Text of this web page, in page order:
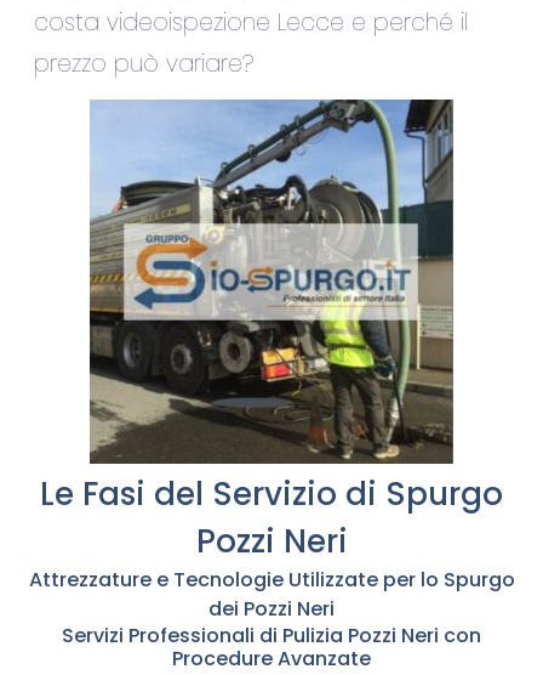
costa videoispezione Lecce e perché il
prezzo può variare?
Le Fasi del Servizio di Spurgo
Pozzi Neri
Attrezzature e Tecnologie Utilizzate per lo Spurgo
dei Pozzi Neri
Servizi Professionali di Pulizia Pozzi Neri con
Procedure Avanzate